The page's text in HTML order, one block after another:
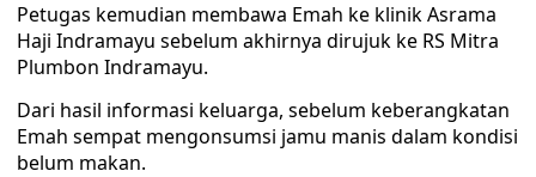
Petugas kemudian membawa Emah ke klinik Asrama
Haji Indramayu sebelum akhirnya dirujuk ke RS Mitra
Plumbon Indramayu.
Dari hasil informasi keluarga, sebelum keberangkatan
Emah sempat mengonsumsi jamu manis dalam kondisi
belum makan.